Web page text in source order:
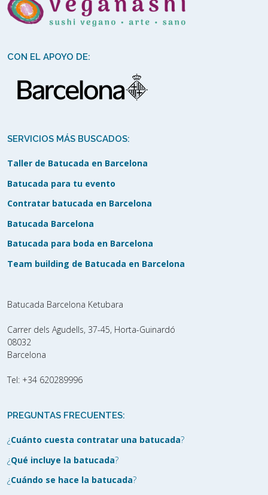
CON EL APOYO DE:
SERVICIOS MÁS BUSCADOS:
Taller de Batucada en Barcelona
Batucada para tu evento
Contratar batucada en Barcelona
Batucada Barcelona
Batucada para boda en Barcelona
Team building de Batucada en Barcelona
Batucada Barcelona Ketubara
Carrer dels Agudells, 37-45, Horta-Guinardó
08032
Barcelona
Tel: +34 620289996
PREGUNTAS FRECUENTES:
¿Cuánto cuesta contratar una batucada?
¿Qué incluye la batucada?
¿Cuándo se hace la batucada?